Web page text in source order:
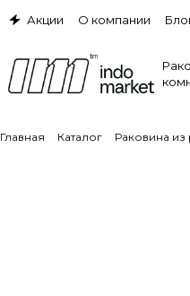
Акции О компании
Главная Каталог Раковина